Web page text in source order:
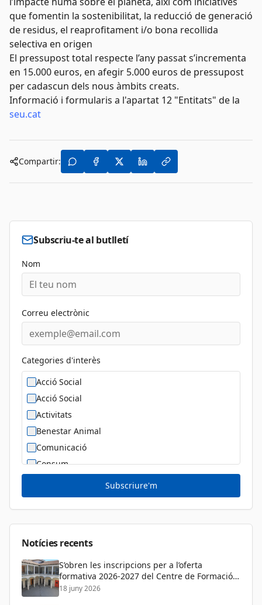
que fomentin la sostenibilitat, la reducció de generació
de residus, el reaprofitament i/o bona recollida
selectiva en origen
El pressupost total respecte l’any passat s’incrementa
en 15.000 euros, en afegir 5.000 euros de pressupost
per cadascun dels nous àmbits creats.
Informació i formularis a l'apartat 12 "Entitats" de la
seu.cat
Compartir:
Subscriu-te al butlletí
Nom
Correu electrònic
Categories d'interès
Acció Social
Acció Social
Activitats
Benestar Animal
Comunicació
Consum
Diversitat Sexual i de Gènere
Dona
Subscriure'm
Notícies recents
S’obren les inscripcions per a l’oferta
formativa 2026-2027 del Centre de Formació
de Persones Adultes
18 juny 2026